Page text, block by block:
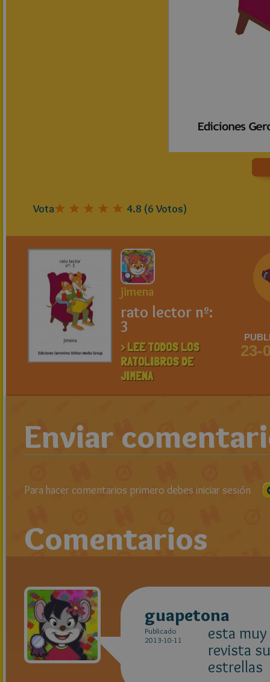
Vota 4.8 (6Votos)
jimena
rato lector nº:
3
> LEE TODOS LOS
RATOLIBROS DE
JIMENA
23-
Enviar
Para hacer comentarios primero debes iniciar sesión
Comentarios
guapetona
Publicado
2013-10-11
esta
revista
estrellas